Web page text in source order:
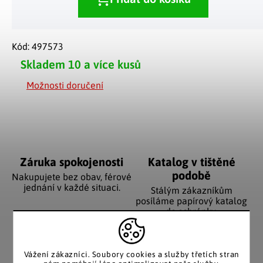
Vážení zákazníci. Soubory cookies a služby třetích stran
Skladem 10 a více kusů
Možnosti doručení
Kód: 497573
Záruka spokojenosti
Nakupujete bez obav, férové
jednání v každé situaci.
Katalog v tištěné
podobě
Stálým zákazníkům
posíláme papírový katalog
do schránky.